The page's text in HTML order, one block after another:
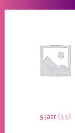
9 jaar (33)